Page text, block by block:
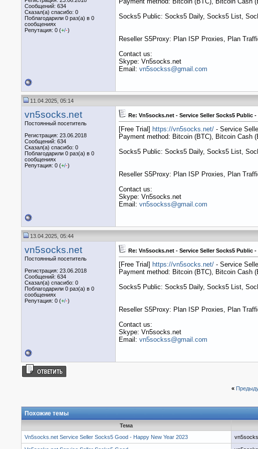
Сообщений: 634
Сказал(а) спасибо: 0
Поблагодарили 0 раз(а) в 0
сообщениях
Репутация: 0 (+/-)
Socks5 Public: Socks5 Daily, Socks5 List,
Reseller S5Proxy: Plan ISP Proxies, Plan
Contact us:
Skype: Vn5socks.net
Email: vn5sockss@gmail.com
11.04.2025, 05:14
vn5socks.net
Постоянный посетитель
Регистрация: 23.06.2018
Сообщений: 634
Сказал(а) спасибо: 0
Поблагодарили 0 раз(а) в 0
сообщениях
Репутация: 0 (+/-)
Re: Vn5socks.net - Service Seller Socks5 Public -
[Free Trial] https://vn5socks.net/ - Service
Payment method: Bitcoin (BTC), Bitcoin Cash
Socks5 Public: Socks5 Daily, Socks5 List,
Reseller S5Proxy: Plan ISP Proxies, Plan
Contact us:
Skype: Vn5socks.net
Email: vn5sockss@gmail.com
13.04.2025, 05:44
vn5socks.net
Постоянный посетитель
Регистрация: 23.06.2018
Сообщений: 634
Сказал(а) спасибо: 0
Поблагодарили 0 раз(а) в 0
сообщениях
Репутация: 0 (+/-)
Re: Vn5socks.net - Service Seller Socks5 Public -
[Free Trial] https://vn5socks.net/ - Service
Payment method: Bitcoin (BTC), Bitcoin Cash
Socks5 Public: Socks5 Daily, Socks5 List,
Reseller S5Proxy: Plan ISP Proxies, Plan
Contact us:
Skype: Vn5socks.net
Email: vn5sockss@gmail.com
«
Похожие темы
Тема
Vn5socks.net Service Seller Socks5 Good - Happy New Year 2023